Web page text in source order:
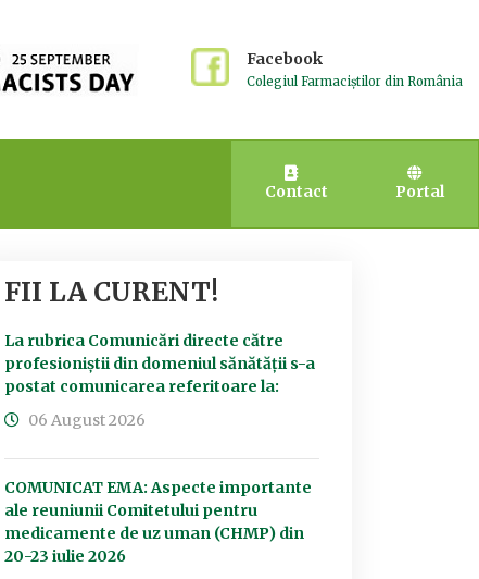
Facebook
Colegiul Farmaciștilor din România
Contact Portal
FII LA CURENT!
La rubrica Comunicări directe către
profesioniștii din domeniul sănătății s-a
postat comunicarea referitoare la:
06 August 2026
COMUNICAT EMA: Aspecte importante
ale reuniunii Comitetului pentru
medicamente de uz uman (CHMP) din
20-23 iulie 2026